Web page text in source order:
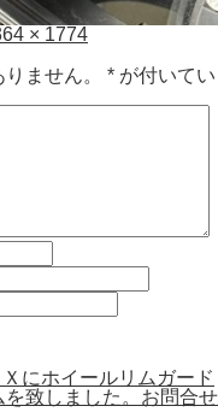
× 1774
ません。 * が付いてい
にホイールリムガード
を致しました。お問合せ